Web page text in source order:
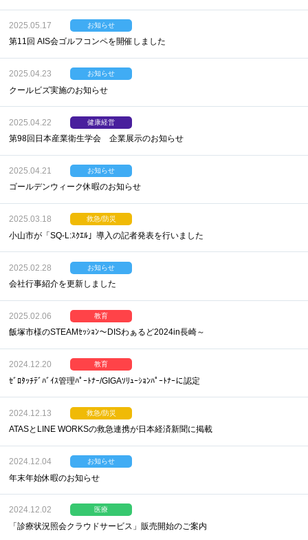
2025.05.17 お知らせ
第11回 AIS会ゴルフコンペを開催しました
2025.04.23 お知らせ
クールビズ実施のお知らせ
2025.04.22 健康経営
第98回日本産業衛生学会 企業展示のお知らせ
2025.04.21 お知らせ
ゴールデンウィーク休暇のお知らせ
2025.03.18 救急/防災
小山市が「SQ-L:ｽｸｴﾙ」導入の記者発表を行いました
2025.02.28 お知らせ
会社行事紹介を更新しました
2025.02.06 教育
飯塚市様のSTEAMｾｯｼｮﾝ～DISわぁるど2024in長崎～
2024.12.20 教育
ｾﾞﾛﾀｯﾁﾃﾞﾊﾞｲｽ管理ﾊﾟｰﾄﾅｰ/GIGAｿﾘｭｰｼｮﾝﾊﾟｰﾄﾅｰに認定
2024.12.13 救急/防災
ATASとLINE WORKSの救急連携が日本経済新聞に掲載
2024.12.04 お知らせ
年末年始休暇のお知らせ
2024.12.02 医療
「診療状況照会クラウドサービス」販売開始のご案内